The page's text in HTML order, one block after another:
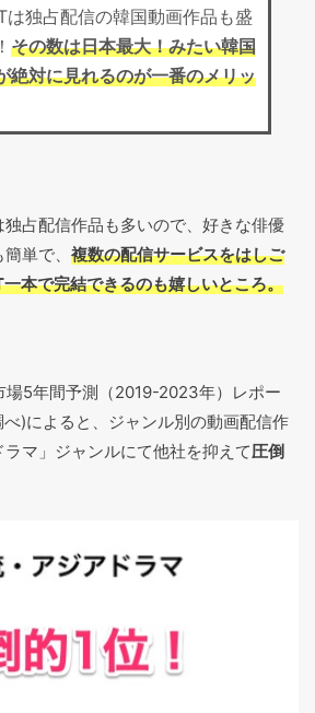
は独占配信の韓国動画作品も盛
その数は日本最大！みたい韓国
絶対に見れるのが一番のメリッ
占配信作品も多いので、好きな俳優
単で、 複数の配信サービスをはしご
本で完結できるのも嬉しいところ。
場5年間予測（2019-2023年）レポー
)によると、ジャンル別の動画配信作
マ」ジャンルにて他社を抑えて圧倒